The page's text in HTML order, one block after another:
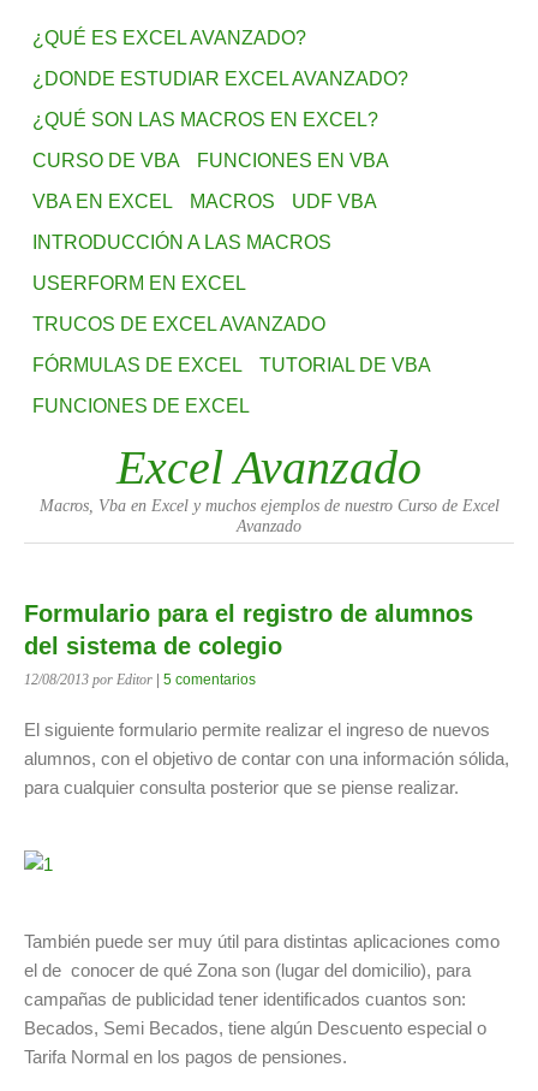
¿QUÉ ES EXCEL AVANZADO?
¿DONDE ESTUDIAR EXCEL AVANZADO?
¿QUÉ SON LAS MACROS EN EXCEL?
CURSO DE VBA
FUNCIONES EN VBA
VBA EN EXCEL
MACROS
UDF VBA
INTRODUCCIÓN A LAS MACROS
USERFORM EN EXCEL
TRUCOS DE EXCEL AVANZADO
FÓRMULAS DE EXCEL
TUTORIAL DE VBA
FUNCIONES DE EXCEL
Excel Avanzado
Macros, Vba en Excel y muchos ejemplos de nuestro Curso de Excel
Avanzado
Formulario para el registro de alumnos
del sistema de colegio
12/08/2013 por Editor 5 comentarios
El siguiente formulario permite realizar el ingreso de nuevos
alumnos, con el objetivo de contar con una información sólida,
para cualquier consulta posterior que se piense realizar.
También puede ser muy útil para distintas aplicaciones como
el de conocer de qué Zona son (lugar del domicilio), para
campañas de publicidad tener identificados cuantos son:
Becados, Semi Becados, tiene algún Descuento especial o
Tarifa Normal en los pagos de pensiones.